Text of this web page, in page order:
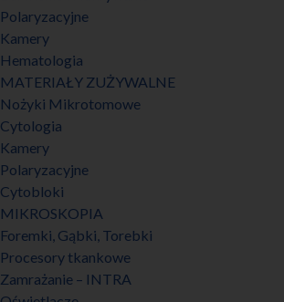
Polaryzacyjne
Kamery
Hematologia
MATERIAŁY ZUŻYWALNE
Nożyki Mikrotomowe
Cytologia
Kamery
Polaryzacyjne
Cytobloki
MIKROSKOPIA
Foremki, Gąbki, Torebki
Procesory tkankowe
Zamrażanie – INTRA